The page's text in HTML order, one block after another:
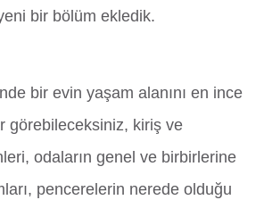
bir bölüm ekledik.
bir evin yaşam alanını en ince
görebileceksiniz, kiriş ve
odaların genel ve birbirlerine
pencerelerin nerede olduğu